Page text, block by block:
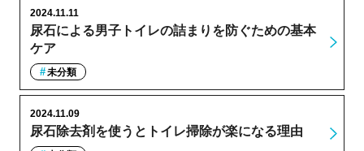
尿石による男子トイレの詰まりを防ぐための基本
ケア
2024.11.11
未分類
尿石除去剤を使うとトイレ掃除が楽になる理由
2024.11.09